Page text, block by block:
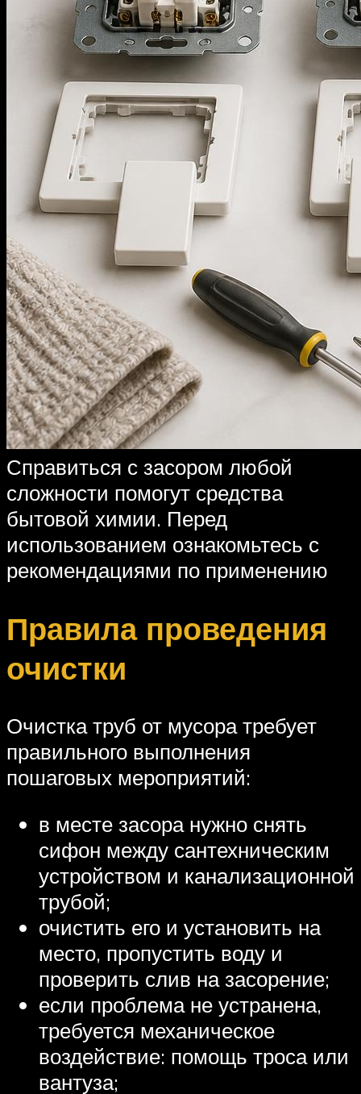
Справиться с засором любой
сложности помогут средства
бытовой химии. Перед
использованием ознакомьтесь с
рекомендациями по применению
Правила проведения
очистки
Очистка труб от мусора требует
правильного выполнения
пошаговых мероприятий:
в месте засора нужно снять
сифон между сантехническим
устройством и канализационной
трубой;
очистить его и установить на
место, пропустить воду и
проверить слив на засорение;
если проблема не устранена,
требуется механическое
воздействие: помощь троса или
вантуза;